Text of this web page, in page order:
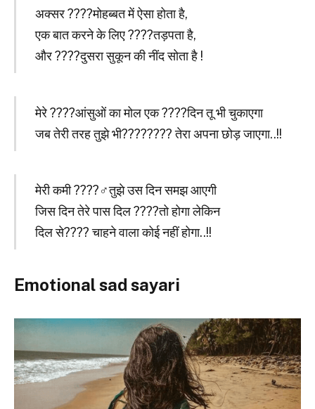
अक्सर ????मोहब्बत में ऐसा होता है,
एक बात करने के लिए ????तड़पता है,
और ????दुसरा सुकून की नींद सोता है !
मेरे ????आंसुओं का मोल एक ????दिन तू भी चुकाएगा
जब तेरी तरह तुझे भी????‍???? तेरा अपना छोड़ जाएगा..!!
मेरी कमी ????‍♂️तुझे उस दिन समझ आएगी
जिस दिन तेरे पास दिल ????तो होगा लेकिन
दिल से???? चाहने वाला कोई नहीं होगा..!!
Emotional sad sayari